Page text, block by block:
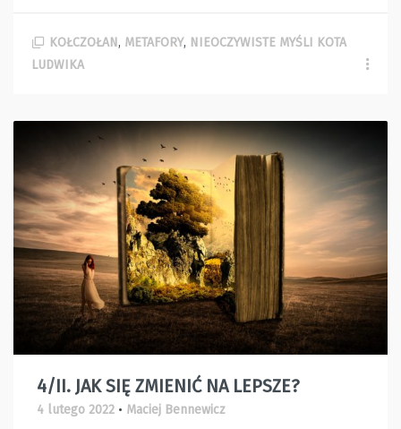
KOŁCZOŁAN, METAFORY, NIEOCZYWISTE MYŚLI KOTA
LUDWIKA
4/II. JAK SIĘ ZMIENIĆ NA LEPSZE?
4 lutego 2022 • Maciej Bennewicz